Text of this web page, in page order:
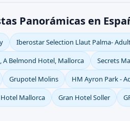
Panorámicas en
Iberostar Selection Llaut Palma-
A Belmond Hotel, Mallorca
Secrets
Grupotel Molins HM Ayron Park -
Mallorca Gran Hotel Soller